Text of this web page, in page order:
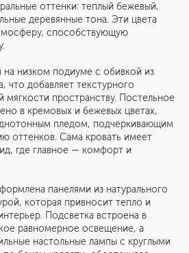
оттенки: теплый бежевый,
деревянные тона. Эти цвета
способствующую
на низком подиуме с обивкой из
что добавляет текстурного
мягкости пространству. Постельное
в кремовых и бежевых цветах,
пледом, подчеркивающим
оттенков. Сама кровать имеет
где главное — комфорт и
панелями из натурального
которая привносит тепло и
Подсветка встроена в
равномерное освещение, а
настольные лампы с круглыми